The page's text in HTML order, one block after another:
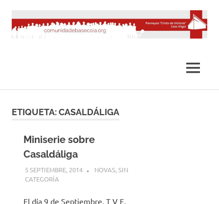
contenido
MENÚ
ETIQUETA:CASALDÁLIGA
Miniserie sobre
Casaldáliga
5 SEPTIEMBRE, 2014 DESARROLLO
NOVAS,SIN
CATEGORÍA
El día 9 de Septiembre, T V E,